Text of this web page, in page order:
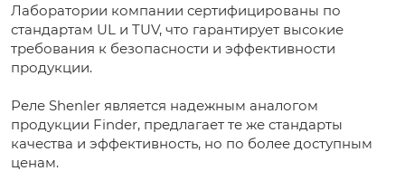
Лаборатории компании сертифицированы по
стандартам UL и TUV, что гарантирует высокие
требования к безопасности и эффективности
продукции.
Реле Shenler является надежным аналогом
продукции Finder, предлагает те же стандарты
качества и эффективность, но по более доступным
ценам.